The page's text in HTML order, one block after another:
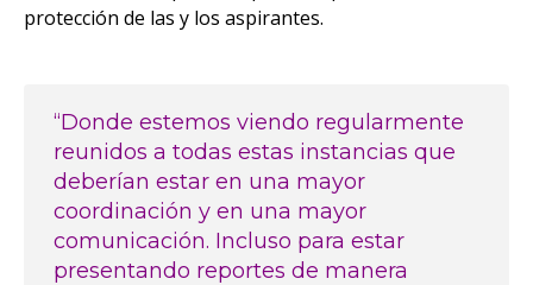
protección de las y los aspirantes.
“Donde estemos viendo regularmente
reunidos a todas estas instancias que
deberían estar en una mayor
coordinación y en una mayor
comunicación. Incluso para estar
presentando reportes de manera